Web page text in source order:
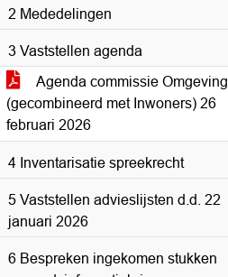
2 Mededelingen
3 Vaststellen agenda
Agenda commissie Omgeving
(gecombineerd met Inwoners) 26
februari 2026
4 Inventarisatie spreekrecht
5 Vaststellen advieslijsten d.d. 22
januari 2026
6 Bespreken ingekomen stukken